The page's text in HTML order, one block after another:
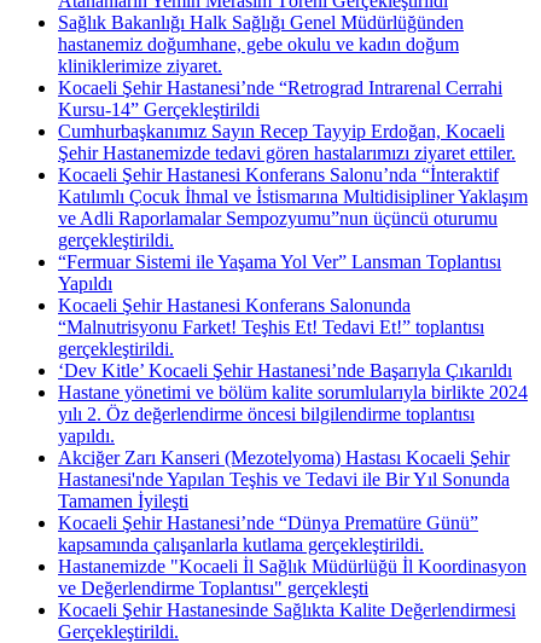
Sağlık Bakanlığı Halk Sağlığı Genel Müdürlüğünden
hastanemiz doğumhane, gebe okulu ve kadın doğum
kliniklerimize ziyaret.
Kocaeli Şehir Hastanesi’nde “Retrograd Intrarenal Cerrahi
Kursu-14” Gerçekleştirildi
Cumhurbaşkanımız Sayın Recep Tayyip Erdoğan, Kocaeli
Şehir Hastanemizde tedavi gören hastalarımızı ziyaret ettiler.
Kocaeli Şehir Hastanesi Konferans Salonu’nda “İnteraktif
Katılımlı Çocuk İhmal ve İstismarına Multidisipliner Yaklaşım
ve Adli Raporlamalar Sempozyumu”nun üçüncü oturumu
gerçekleştirildi.
“Fermuar Sistemi ile Yaşama Yol Ver” Lansman Toplantısı
Yapıldı
Kocaeli Şehir Hastanesi Konferans Salonunda
“Malnutrisyonu Farket! Teşhis Et! Tedavi Et!” toplantısı
gerçekleştirildi.
‘Dev Kitle’ Kocaeli Şehir Hastanesi’nde Başarıyla Çıkarıldı
Hastane yönetimi ve bölüm kalite sorumlularıyla birlikte 2024
yılı 2. Öz değerlendirme öncesi bilgilendirme toplantısı
yapıldı.
Akciğer Zarı Kanseri (Mezotelyoma) Hastası Kocaeli Şehir
Hastanesi'nde Yapılan Teşhis ve Tedavi ile Bir Yıl Sonunda
Tamamen İyileşti
Kocaeli Şehir Hastanesi’nde “Dünya Prematüre Günü”
kapsamında çalışanlarla kutlama gerçekleştirildi.
Hastanemizde "Kocaeli İl Sağlık Müdürlüğü İl Koordinasyon
ve Değerlendirme Toplantısı" gerçekleşti
Kocaeli Şehir Hastanesinde Sağlıkta Kalite Değerlendirmesi
Gerçekleştirildi.